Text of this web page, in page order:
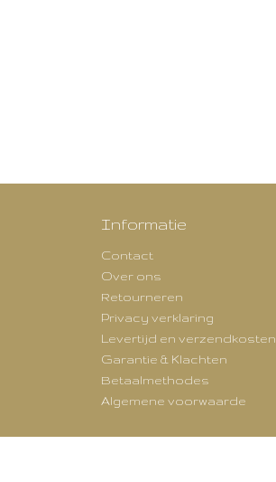
Informatie
Contact
Over ons
Retourneren
Privacy verklaring
Levertijd en verzendkosten
Garantie & Klachten
Betaalmethodes
Algemene voorwaarde